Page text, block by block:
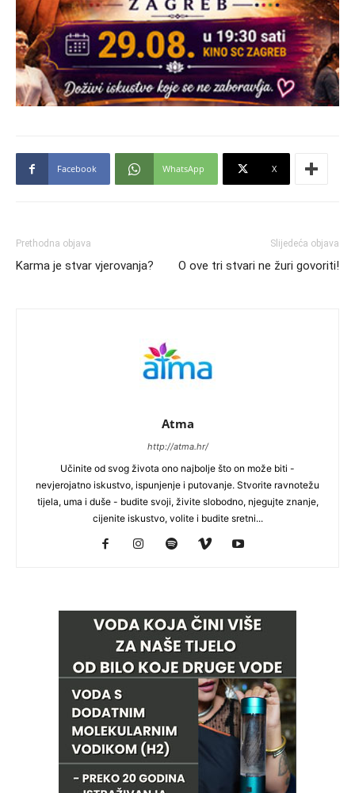
Facebook WhatsApp X
Prethodna objava
Karma je stvar vjerovanja?
Slijedeća objava
O ove tri stvari ne žuri govoriti!
Atma
http://atma.hr/
Učinite od svog života ono najbolje što on može biti -
nevjerojatno iskustvo, ispunjenje i putovanje. Stvorite ravnotežu
tijela, uma i duše - budite svoji, živite slobodno, njegujte znanje,
cijenite iskustvo, volite i budite sretni...